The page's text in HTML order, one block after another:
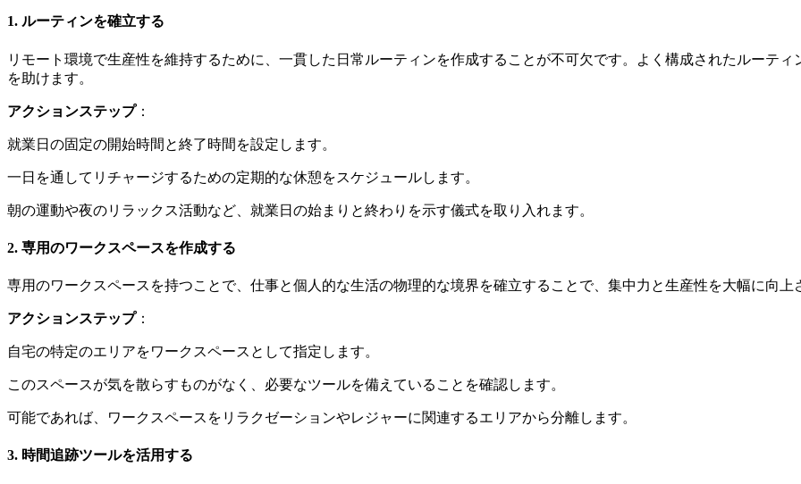
1. ルーティンを確立する
リモート環境で生産性を維持するために、一貫した日常ルーティンを作成することが不可欠です。よく構成されたルーテ
を助けます。
アクションステップ：
就業日の固定の開始時間と終了時間を設定します。
一日を通してリチャージするための定期的な休憩をスケジュールします。
朝の運動や夜のリラックス活動など、就業日の始まりと終わりを示す儀式を取り入れます。
2. 専用のワークスペースを作成する
専用のワークスペースを持つことで、仕事と個人的な生活の物理的な境界を確立することで、集中力と生産性を大幅に向上
アクションステップ：
自宅の特定のエリアをワークスペースとして指定します。
このスペースが気を散らすものがなく、必要なツールを備えていることを確認します。
可能であれば、ワークスペースをリラクゼーションやレジャーに関連するエリアから分離します。
3. 時間追跡ツールを活用する